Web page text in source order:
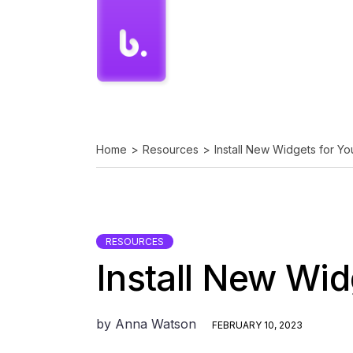
Home Resources Install New Widgets for
RESOURCES
Install New
by Anna Watson FEBRUARY 10, 2023